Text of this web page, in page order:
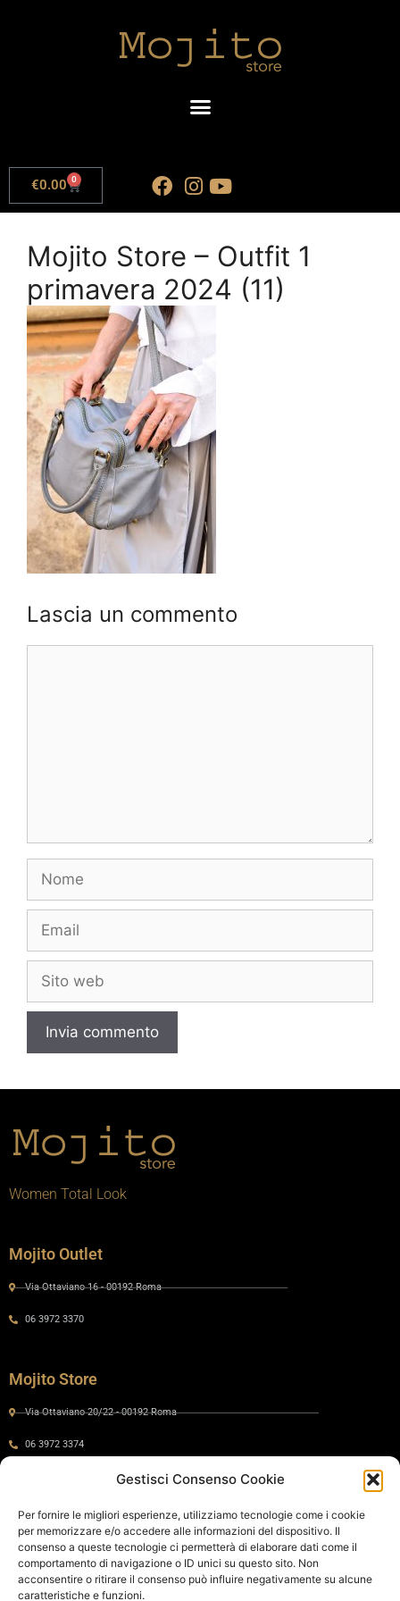
Gestisci Consenso Cookie
Per fornire le migliori esperienze, utilizziamo tecnologie come i cookie
per memorizzare e/o accedere alle informazioni del dispositivo. Il
consenso a queste tecnologie ci permetterà di elaborare dati come il
comportamento di navigazione o ID unici su questo sito. Non
acconsentire o ritirare il consenso può influire negativamente su alcune
caratteristiche e funzioni.
€0.00 0
Mojito Store – Outfit 1
primavera 2024 (11)
Lascia un commento
Women Total Look
Mojito Outlet
Via Ottaviano 16 - 00192 Roma
06 3972 3370
Mojito Store
Via Ottaviano 20/22 - 00192 Roma
06 3972 3374
Via Ottaviano 24 - 00192 Roma
06 575 8821